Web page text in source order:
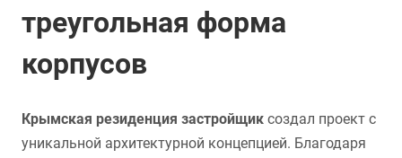
треугольная форма
корпусов
Крымская резиденция застройщик создал проект с
уникальной архитектурной концепцией. Благодаря